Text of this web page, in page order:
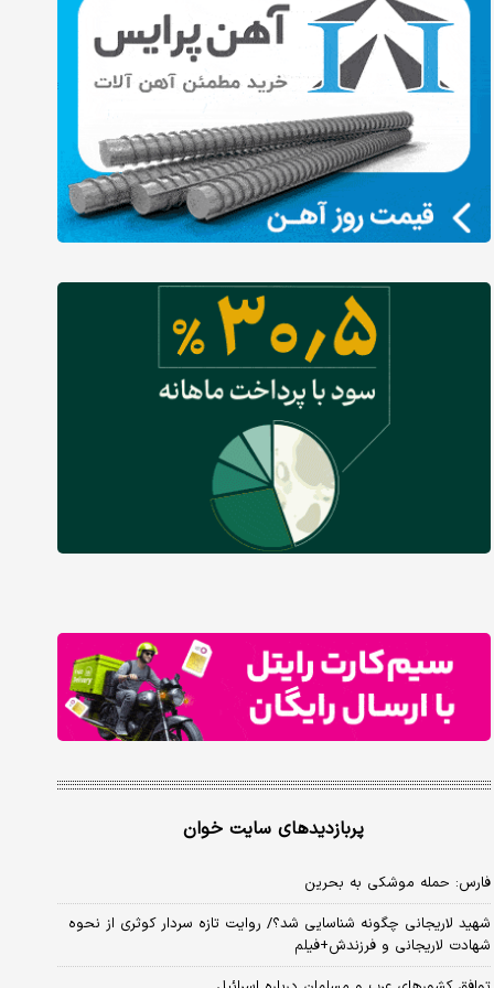
پربازدیدهای سایت خوان
فارس: حمله موشکی به بحرین
شهید لاریجانی چگونه شناسایی شد؟/ روایت تازه سردار کوثری از نحوه
شهادت لاریجانی و فرزندش+فیلم